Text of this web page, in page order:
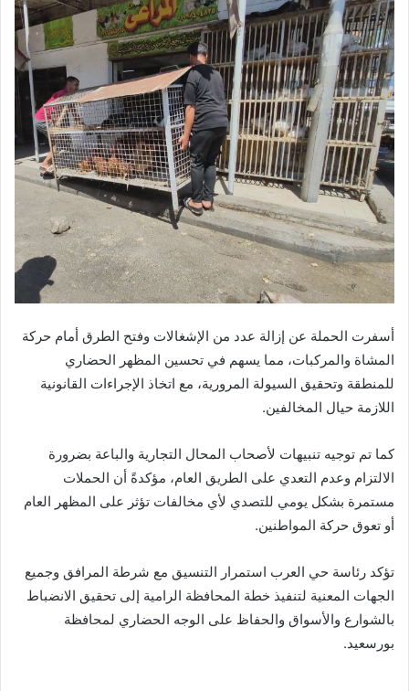
أسفرت الحملة عن إزالة عدد من الإشغالات وفتح الطرق أمام حركة
المشاة والمركبات، مما يسهم في تحسين المظهر الحضاري
للمنطقة وتحقيق السيولة المرورية، مع اتخاذ الإجراءات القانونية
اللازمة حيال المخالفين.
كما تم توجيه تنبيهات لأصحاب المحال التجارية والباعة بضرورة
الالتزام وعدم التعدي على الطريق العام، مؤكدةً أن الحملات
مستمرة بشكل يومي للتصدي لأي مخالفات تؤثر على المظهر العام
أو تعوق حركة المواطنين.
تؤكد رئاسة حي العرب استمرار التنسيق مع شرطة المرافق وجميع
الجهات المعنية لتنفيذ خطة المحافظة الرامية إلى تحقيق الانضباط
بالشوارع والأسواق والحفاظ على الوجه الحضاري لمحافظة
بورسعيد.